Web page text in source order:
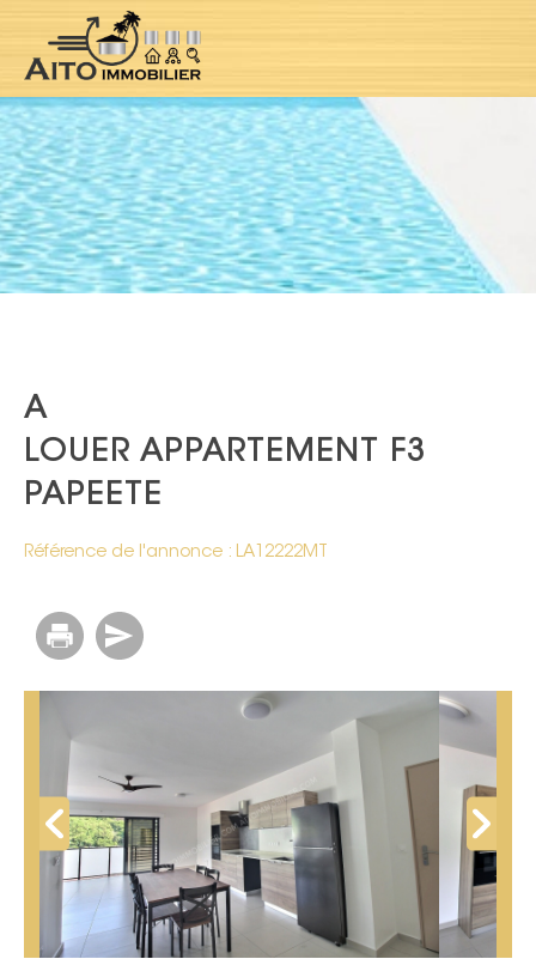
A
LOUER APPARTEMENT F3
PAPEETE
Référence de l'annonce : LA12222MT